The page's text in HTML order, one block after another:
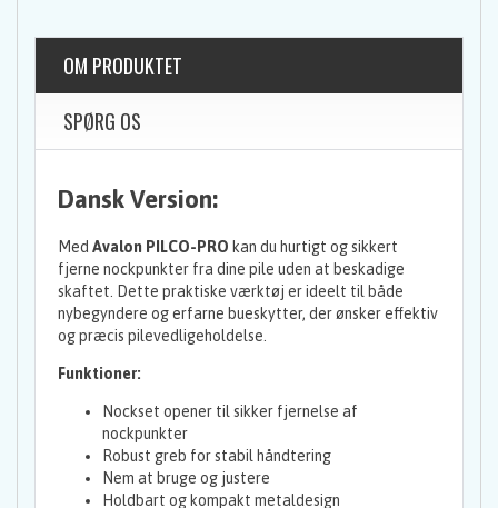
OM PRODUKTET
SPØRG OS
Dansk Version:
Med Avalon PILCO-PRO kan du hurtigt og sikkert
fjerne nockpunkter fra dine pile uden at beskadige
skaftet. Dette praktiske værktøj er ideelt til både
nybegyndere og erfarne bueskytter, der ønsker effektiv
og præcis pilevedligeholdelse.
Funktioner:
Nockset opener til sikker fjernelse af
nockpunkter
Robust greb for stabil håndtering
Nem at bruge og justere
Holdbart og kompakt metaldesign